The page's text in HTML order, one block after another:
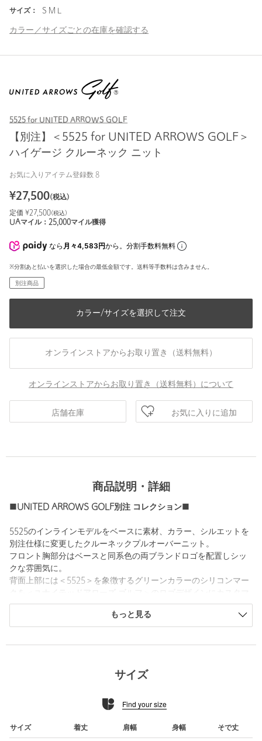
サイズ： S M L
カラー／サイズごとの在庫を確認する
5525 for UNITED ARROWS GOLF
【別注】＜5525 for UNITED ARROWS GOLF＞
ハイゲージ クルーネック ニット
お気に入りアイテム登録数 8
¥27,500(税込)
定価 ¥27,500(税込)
UAマイル： 25,000マイル獲得
なら 月々4,583円から。分割手数料無料
※分割あと払いを選択した場合の最低金額です。送料等手数料は含みません。
別注商品
カラー/サイズを選択して注文
オンラインストアからお取り置き（送料無料）
オンラインストアからお取り置き（送料無料）について
店舗在庫 お気に入りに追加
商品説明・詳細
■UNITED ARROWS GOLF別注 コレクション■
5525のインラインモデルをベースに素材、カラー、シルエットを
別注仕様に変更したクルーネックプルオーバーニット。
フロント胸部分はベースと同系色の両ブランドロゴを配置しシッ
クな雰囲気に。
背面上部には＜5525＞を象徴するグリーンカラーのシリコンマー
イズしています。
厳選したハイゲージ素材を使用し、滑らかでやわらかい風合いと
============================
============================
もっと見る
サイズ
Find your size
サイズ 着丈 肩幅 身幅 そで丈